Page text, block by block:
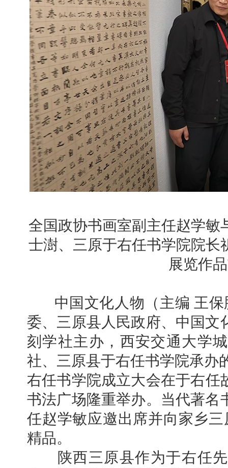
全国政协书画室副主任赵学敏
士澍、三原于右任书学院院长
展览作
中国文化人物（主编 王保
委、三原县人民政府、中国文
刻学社主办，西安交通大学
社、三原县于右任书学院承办
右任书学院成立大会在于右
书法广场隆重举办。当代著名
任赵学敏应邀出席并向家乡
精品。
陕西三原县作为于右任先